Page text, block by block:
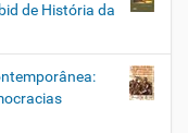
de História da